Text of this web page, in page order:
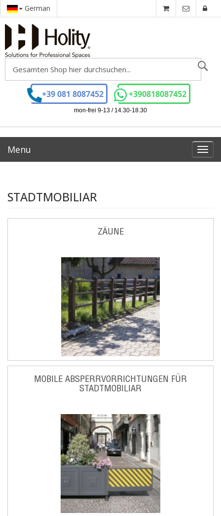
German
+39 081 8087452 +390818087452
mon-frei 9-13 / 14.30-18.30
Menu
STADTMOBILIAR
ZÄUNE
MOBILE ABSPERRVORRICHTUNGEN FÜR
STADTMOBILIAR